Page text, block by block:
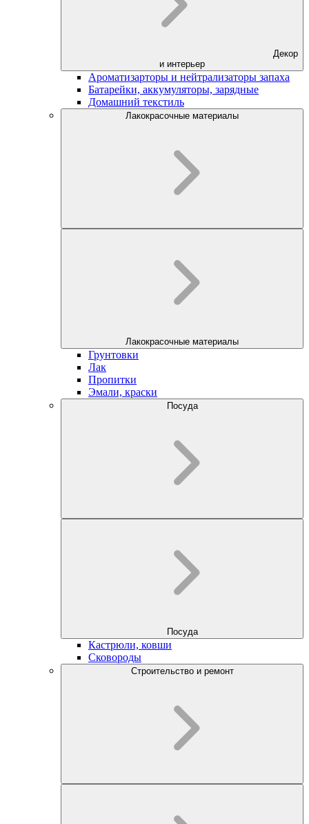
Декор
и интерьер
Ароматизарторы и нейтрализаторы запаха
Батарейки, аккумуляторы, зарядные
Домашний текстиль
Лакокрасочные материалы
Лакокрасочные материалы
Грунтовки
Лак
Пропитки
Эмали, краски
Посуда
Посуда
Кастрюли, ковши
Сковороды
Строительство и ремонт